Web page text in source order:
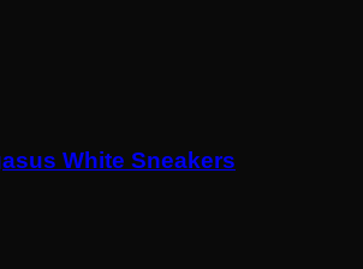
White Sneakers